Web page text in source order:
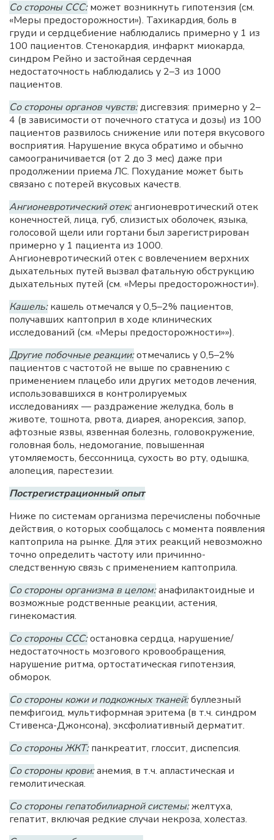
Со стороны ССС:может возникнуть гипотензия (см.
«Меры предосторожности»). Тахикардия, боль в
груди и сердцебиение наблюдались примерно у 1 из
100 пациентов. Стенокардия, инфаркт миокарда,
синдром Рейно и застойная сердечная
недостаточность наблюдались у 2–3 из 1000
пациентов.
Со стороны органов чувств:дисгевзия: примерно у 2–
4 (в зависимости от почечного статуса и дозы) из 100
пациентов развилось снижение или потеря вкусового
восприятия. Нарушение вкуса обратимо и обычно
самоограничивается (от 2 до 3 мес) даже при
продолжении приема ЛС. Похудание может быть
связано с потерей вкусовых качеств.
Ангионевротический отек:ангионевротический отек
конечностей, лица, губ, слизистых оболочек, языка,
голосовой щели или гортани был зарегистрирован
примерно у 1 пациента из 1000.
Ангионевротический отек с вовлечением верхних
дыхательных путей вызвал фатальную обструкцию
дыхательных путей (см. «Меры предосторожности»).
Кашель:кашель отмечался у 0,5–2% пациентов,
получавших каптоприл в ходе клинических
исследований (см. «Меры предосторожности»»).
Другие побочные реакции:отмечались у 0,5–2%
пациентов с частотой не выше по сравнению с
применением плацебо или других методов лечения,
использовавшихся в контролируемых
исследованиях — раздражение желудка, боль в
животе, тошнота, рвота, диарея, анорексия, запор,
афтозные язвы, язвенная болезнь, головокружение,
головная боль, недомогание, повышенная
утомляемость, бессонница, сухость во рту, одышка,
алопеция, парестезии.
Пострегистрационный опыт
Ниже по системам организма перечислены побочные
действия, о которых сообщалось с момента появления
каптоприла на рынке. Для этих реакций невозможно
точно определить частоту или причинно-
следственную связь с применением каптоприла.
Со стороны организма в целом:анафилактоидные и
возможные родственные реакции, астения,
гинекомастия.
Со стороны ССС:остановка сердца, нарушение/
недостаточность мозгового кровообращения,
нарушение ритма, ортостатическая гипотензия,
обморок.
Со стороны кожи и подкожных тканей:буллезный
пемфигоид, мультиформная эритема (в т.ч. синдром
Стивенса-Джонсона), эксфолиативный дерматит.
Со стороны ЖКТ:панкреатит, глоссит, диспепсия.
Со стороны крови:анемия, в т.ч. апластическая и
гемолитическая.
Со стороны гепатобилиарной системы:желтуха,
гепатит, включая редкие случаи некроза, холестаз.